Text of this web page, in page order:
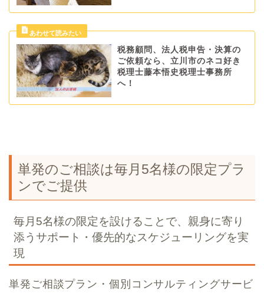
税務顧問、法人税申告・決算の
ご依頼なら、立川市のネコ好き
税理士藤本悟史税理士事務所
へ！
単発のご相談は毎月5名様の限定プラ
ンでご提供
毎月5名様の限定を設けることで、親身に寄り
添うサポート・優先的なスケジューリングを実
現
単発ご相談プラン・個別コンサルティングサービ